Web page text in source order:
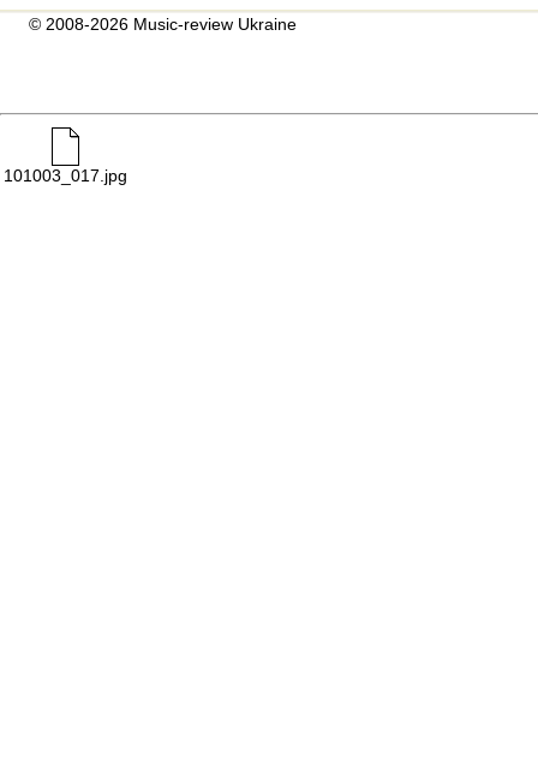
© 2008-2026 Music-review Ukraine
101003_017.jpg